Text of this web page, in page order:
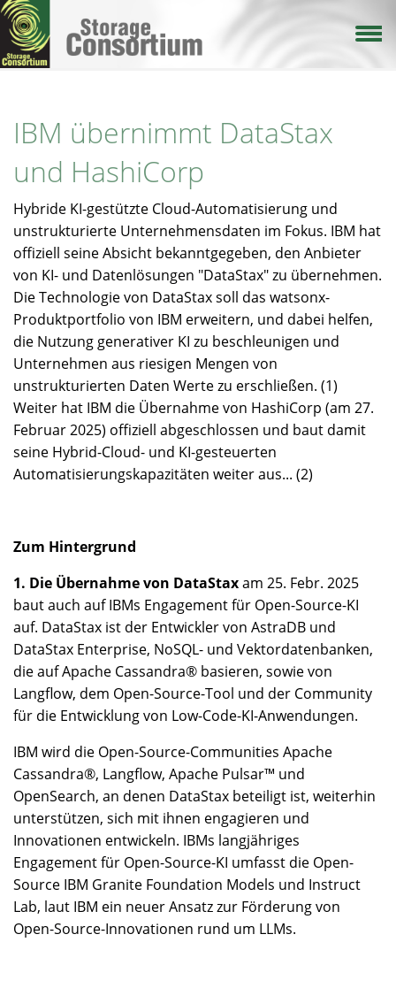
Direkt
zum
Inhalt
IBM übernimmt DataStax
und HashiCorp
Hybride KI-gestützte Cloud-Automatisierung und
unstrukturierte Unternehmensdaten im Fokus. IBM hat
offiziell seine Absicht bekanntgegeben, den Anbieter
von KI- und Datenlösungen "DataStax" zu übernehmen.
Die Technologie von DataStax soll das watsonx-
Produktportfolio von IBM erweitern, und dabei helfen,
die Nutzung generativer KI zu beschleunigen und
Unternehmen aus riesigen Mengen von
unstrukturierten Daten Werte zu erschließen. (1)
Weiter hat IBM die Übernahme von HashiCorp (am 27.
Februar 2025) offiziell abgeschlossen und baut damit
seine Hybrid-Cloud- und KI-gesteuerten
Automatisierungskapazitäten weiter aus... (2)
Zum Hintergrund
1. Die Übernahme von DataStaxam 25. Febr. 2025
baut auch auf IBMs Engagement für Open-Source-KI
auf. DataStax ist der Entwickler von AstraDB und
DataStax Enterprise, NoSQL- und Vektordatenbanken,
die auf Apache Cassandra® basieren, sowie von
Langflow, dem Open-Source-Tool und der Community
für die Entwicklung von Low-Code-KI-Anwendungen.
IBM wird die Open-Source-Communities Apache
Cassandra®, Langflow, Apache Pulsar™ und
OpenSearch, an denen DataStax beteiligt ist, weiterhin
unterstützen, sich mit ihnen engagieren und
Innovationen entwickeln. IBMs langjähriges
Engagement für Open-Source-KI umfasst die Open-
Source IBM Granite Foundation Models und Instruct
Lab, laut IBM ein neuer Ansatz zur Förderung von
Open-Source-Innovationen rund um LLMs.